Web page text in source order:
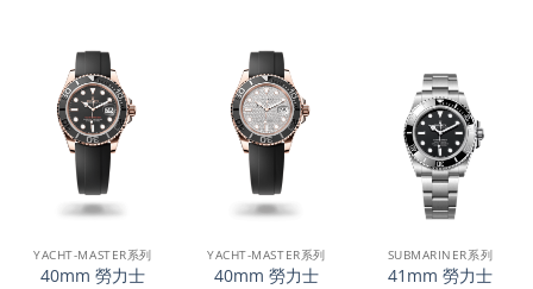
YACHT-MASTER系列
40mm 勞力士
YACHT-MASTER系列
40mm 勞力士
SUBMARINER系列
41mm 勞力士